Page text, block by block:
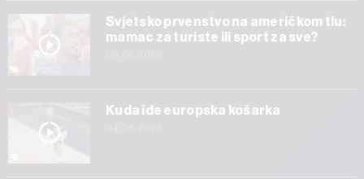
Svjetsko prvenstvo na američkom tlu:
mamac za turiste ili sport za sve?
Kuda ide europska košarka